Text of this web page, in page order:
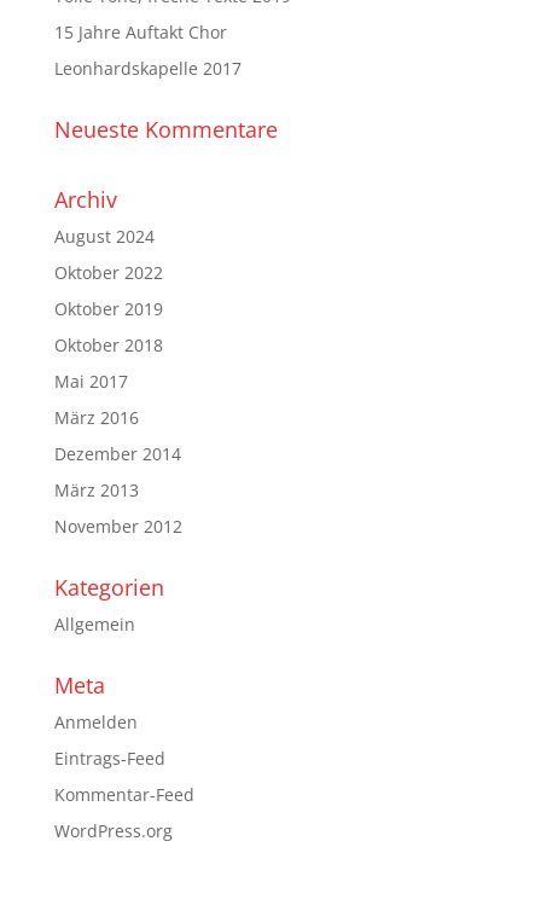
15 Jahre Auftakt Chor
Leonhardskapelle 2017
Neueste Kommentare
Archiv
August 2024
Oktober 2022
Oktober 2019
Oktober 2018
Mai 2017
März 2016
Dezember 2014
März 2013
November 2012
Kategorien
Allgemein
Meta
Anmelden
Eintrags-Feed
Kommentar-Feed
WordPress.org